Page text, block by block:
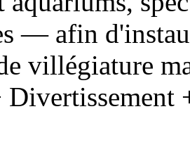
— afin
villégiature